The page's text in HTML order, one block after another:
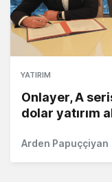
YATIRIM
Onlayer, A
dolar yatırım
Arden Papuççiyan